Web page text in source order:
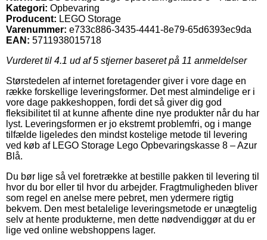
Kategori: Opbevaring
Producent: LEGO Storage
Varenummer: e733c886-3435-4441-8e79-65d6393ec9da
EAN: 5711938015718
Vurderet til 4.1 ud af 5 stjerner baseret på 11 anmeldelser
Størstedelen af internet foretagender giver i vore dage en
række forskellige leveringsformer. Det mest almindelige er i
vore dage pakkeshoppen, fordi det så giver dig god
fleksibilitet til at kunne afhente dine nye produkter når du har
lyst. Leveringsformen er jo ekstremt problemfri, og i mange
tilfælde ligeledes den mindst kostelige metode til levering
ved køb af LEGO Storage Lego Opbevaringskasse 8 – Azur
Blå.
Du bør lige så vel foretrække at bestille pakken til levering til
hvor du bor eller til hvor du arbejder. Fragtmuligheden bliver
som regel en anelse mere pebret, men ydermere rigtig
bekvem. Den mest betalelige leveringsmetode er unægtelig
selv at hente produkterne, men dette nødvendiggør at du er
lige ved online webshoppens lager.